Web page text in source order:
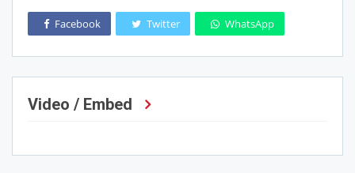
Facebook Twitter WhatsApp
Video / Embed